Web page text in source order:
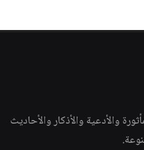
والأدعية والأذكار والأحاديث